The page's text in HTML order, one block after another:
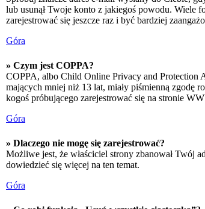
lub usunął Twoje konto z jakiegoś powodu. Wiele
zarejestrować się jeszcze raz i być bardziej
Góra
» Czym jest COPPA?
COPPA, albo Child Online Privacy and Protection
mających mniej niż 13 lat, miały piśmienną zgodę
kogoś próbującego zarejestrować się na stronie
Góra
» Dlaczego nie mogę się zarejestrować?
Możliwe jest, że właściciel strony zbanował Twój
dowiedzieć się więcej na ten temat.
Góra